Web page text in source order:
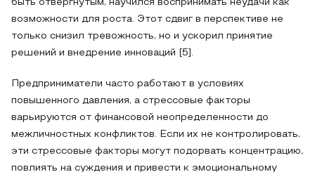
быть отвергнутым, научился воспринимать неудачи как
возможности для роста. Этот сдвиг в перспективе не
только снизил тревожность, но и ускорил принятие
решений и внедрение инноваций [5].
Предприниматели часто работают в условиях
повышенного давления, а стрессовые факторы
варьируются от финансовой неопределенности до
межличностных конфликтов. Если их не контролировать,
эти стрессовые факторы могут подорвать концентрацию,
повлиять на суждения и привести к эмоциональному